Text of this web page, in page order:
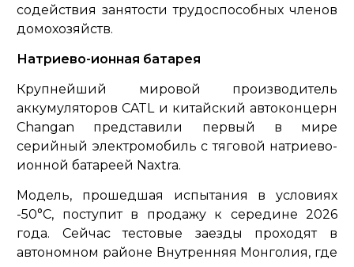
содействия занятости трудоспособных членов
домохозяйств.
Натриево-ионная батарея
Крупнейший мировой производитель
аккумуляторов CATL и китайский автоконцерн
Changan представили первый в мире
серийный электромобиль с тяговой натриево-
ионной батареей Naxtra.
Модель, прошедшая испытания в условиях
-50°С, поступит в продажу к середине 2026
года. Сейчас тестовые заезды проходят в
автономном районе Внутренняя Монголия, где